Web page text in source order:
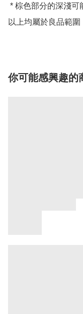
以上均屬於良品範
你可能感興趣的